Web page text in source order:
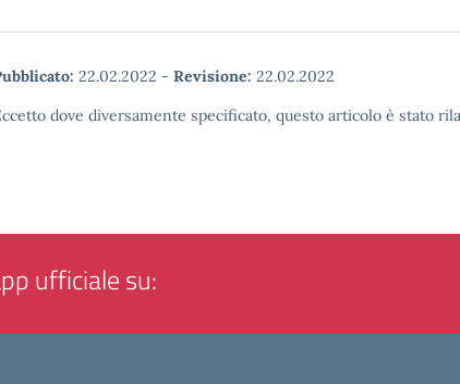
22.02.2022 - Revisione: 22.02.2022
dove diversamente specificato, questo articolo è stato
ufficiale su: